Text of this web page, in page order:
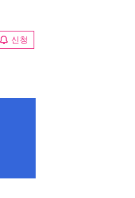
신청